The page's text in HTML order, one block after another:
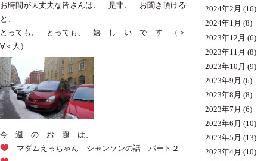
お時間が大丈夫な皆さんは、 是非、 お聞き頂ける
と、
とっても、 とっても、 嬉 し い で す （＞
∀＜人）
今 週 の お 題 は、
マダムえっちゃん シャンソンの話 パート２
2024年2月 (16)
2024年1月 (8)
2023年12月 (6)
2023年11月 (8)
2023年10月 (9)
2023年9月 (6)
2023年8月 (8)
2023年7月 (6)
2023年6月 (10)
2023年5月 (13)
2023年4月 (10)